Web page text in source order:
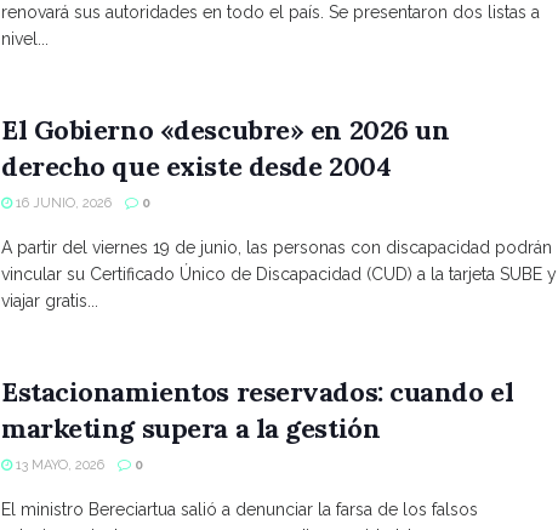
renovará sus autoridades en todo el país. Se presentaron dos listas a
nivel...
El Gobierno «descubre» en 2026 un
derecho que existe desde 2004
16 JUNIO, 2026 0
A partir del viernes 19 de junio, las personas con discapacidad podrán
vincular su Certificado Único de Discapacidad (CUD) a la tarjeta SUBE y
viajar gratis...
Estacionamientos reservados: cuando el
marketing supera a la gestión
13 MAYO, 2026 0
El ministro Bereciartua salió a denunciar la farsa de los falsos